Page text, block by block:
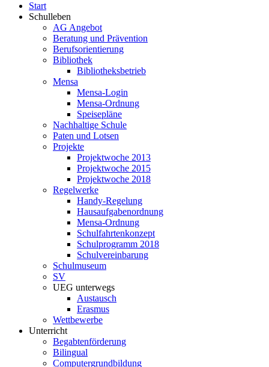
Start
Schulleben
AG Angebot
Beratung und Prävention
Berufsorientierung
Bibliothek
Bibliotheksbetrieb
Mensa
Mensa-Login
Mensa-Ordnung
Speisepläne
Nachhaltige Schule
Paten und Lotsen
Projekte
Projektwoche 2013
Projektwoche 2015
Projektwoche 2018
Regelwerke
Handy-Regelung
Hausaufgabenordnung
Mensa-Ordnung
Schulfahrtenkonzept
Schulprogramm 2018
Schulvereinbarung
Schulmuseum
SV
UEG unterwegs
Austausch
Erasmus
Wettbewerbe
Unterricht
Begabtenförderung
Bilingual
Computergrundbildung